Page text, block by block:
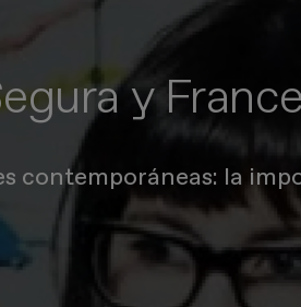
y
contemporáneas: la